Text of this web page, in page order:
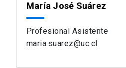
María José Suárez
Profesional Asistente
maria.suarez@uc.cl